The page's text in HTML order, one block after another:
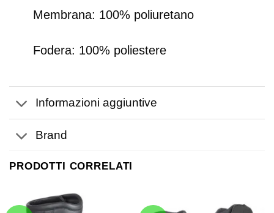
Membrana: 100% poliuretano
Fodera: 100% poliestere
Informazioni aggiuntive
Brand
PRODOTTI CORRELATI